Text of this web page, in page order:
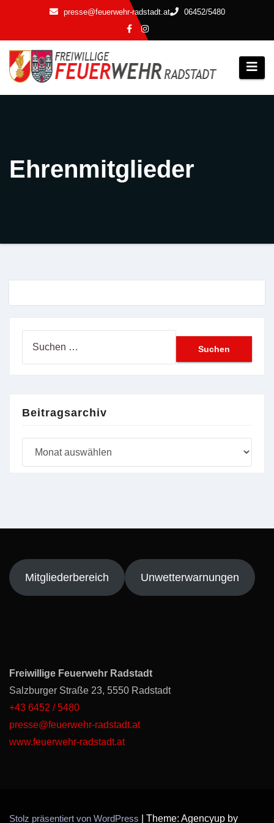
springen
presse@feuerwehr-radstadt.at 06452/5480
Ehrenmitglieder
Beitragsarchiv
Mitgliederbereich Unwetterwarnungen
Freiwillige Feuerwehr Radstadt
Salzburger Straße 23, 5550 Radstadt
+43 6452 / 5480
presse@feuerwehr-radstadt.at
www.feuerwehr-radstadt.at
Stolz präsentiert von WordPress Theme: Agencyup by